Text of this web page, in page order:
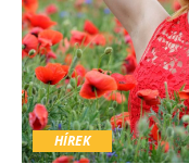
HÍREK